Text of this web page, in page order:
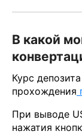
В какой
Курс
прохождения
При выводе
нажатия